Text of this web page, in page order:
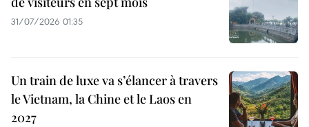
31/07/2026 01:35
Un train de luxe va s’élancer à travers
le Vietnam, la Chine et le Laos en
2027